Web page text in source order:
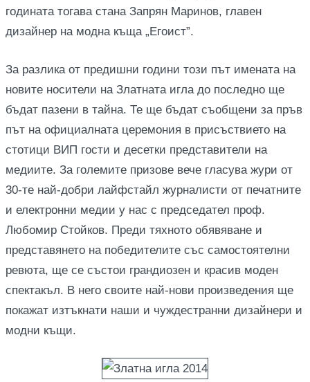
годината тогава стана Запрян Маринов, главен
дизайнер на модна къща „Егоист”.
За разлика от предишни години този път имената на
новите носители на Златната игла до последно ще
бъдат пазени в тайна. Те ще бъдат съобщени за пръв
път на официалната церемония в присъствието на
стотици ВИП гости и десетки представители на
медиите. За големите призове вече гласува жури от
30-те най-добри лайфстайл журналисти от печатните
и електронни медии у нас с председател проф.
Любомир Стойков. Преди тяхното обявяване и
представянето на победителите със самостоятелни
ревюта, ще се състои грандиозен и красив моден
спектакъл. В него своите най-нови произведения ще
покажат изтъкнати наши и чуждестранни дизайнери и
модни къщи.